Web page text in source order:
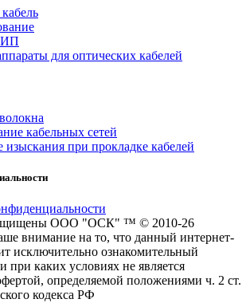
для оптических кабелей
кабельных сетей
при прокладке кабелей
ООО "ОСК" ™ © 2010-26
внимание на то, что данный интернет-
исключительно ознакомительный
при каких условиях не является
определяемой положениями ч. 2 ст.
кодекса РФ